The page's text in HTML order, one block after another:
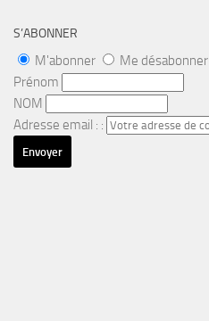
S’ABONNER
M'abonner
Me désabonner
Prénom
NOM
Adresse email : :